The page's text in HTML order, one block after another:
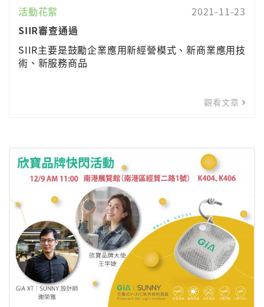
活動花絮
2021-11-23
SIIR審查通過
SIIR主要是鼓勵企業應用新經營模式、新商業應用技
術、新服務商品
觀看文章